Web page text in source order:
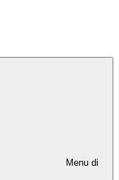
Menu di